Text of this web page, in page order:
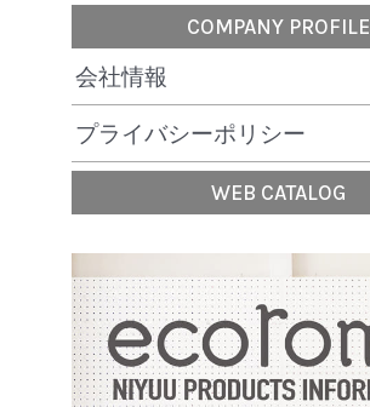
COMPANY PROFILE
会社情報
プライバシーポリシー
WEB CATALOG